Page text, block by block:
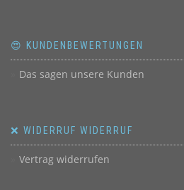
😍 KUNDENBEWERTUNGEN
Das sagen unsere Kunden
❌ WIDERRUF WIDERRUF
Vertrag widerrufen